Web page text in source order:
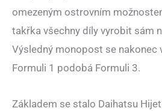
omezeným ostrovním
takřka všechny díly vyrobit sám
Výsledný monopost se nakonec
Formuli 1 podobá Formuli 3.
Základem se stalo Daihatsu